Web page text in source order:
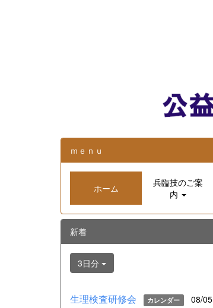
ｍｅｎｕ
ホーム
兵臨技のご案
内
新着
3日分
生理検査研修会 カレンダー 08/05